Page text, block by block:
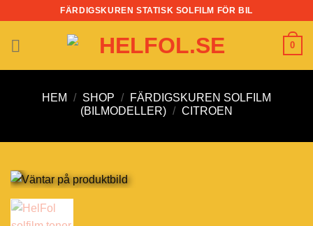
content
FÄRDIGSKUREN STATISK SOLFILM FÖR BIL
0
HEM / SHOP /
FÄRDIGSKUREN SOLFILM
(BILMODELLER) / CITROEN